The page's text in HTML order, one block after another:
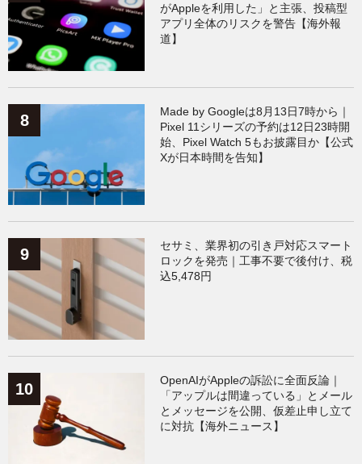
がAppleを利用した」と主張、投稿型
アプリ全体のリスクを警告【海外報
道】
Made by Googleは8月13日7時から｜
Pixel 11シリーズの予約は12日23時開
始、Pixel Watch 5もお披露目か【公式
Xが日本時間を告知】
セサミ、業界初の引き戸対応スマート
ロックを発売｜工事不要で後付け、税
込5,478円
OpenAIがAppleの訴訟に全面反論｜
「アップルは間違っている」とメール
とメッセージを公開、仮差止申し立て
に対抗【海外ニュース】